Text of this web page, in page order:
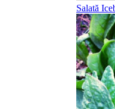
Salată